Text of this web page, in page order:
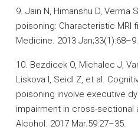
9. Jain N, Himanshu D, Verma
poisoning: Characteristic MRI
Medicine. 2013 Jan;33(1):68–9.
10. Bezdicek O, Michalec J,
Liskova I, Seidl Z, et al.
poisoning involve executive
impairment in cross-
Alcohol. 2017 Mar;59:27–35.